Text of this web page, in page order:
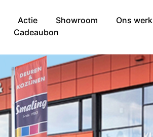
Actie Showroom
Ons werk
Cadeaubon